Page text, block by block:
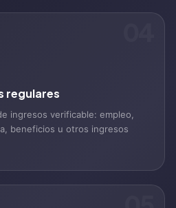
regulares
ingresos verificable: empleo,
beneficios u otros ingresos